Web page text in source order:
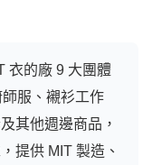
衣的廠 9 大團體
服、襯衫工作
其他週邊商品，
提供 MIT 製造、